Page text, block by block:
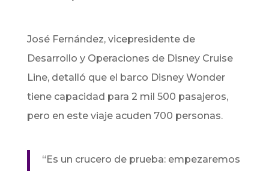
José Fernández, vicepresidente de
Desarrollo y Operaciones de Disney Cruise
Line, detalló que el barco Disney Wonder
tiene capacidad para 2 mil 500 pasajeros,
pero en este viaje acuden 700 personas.
“Es un crucero de prueba: empezaremos